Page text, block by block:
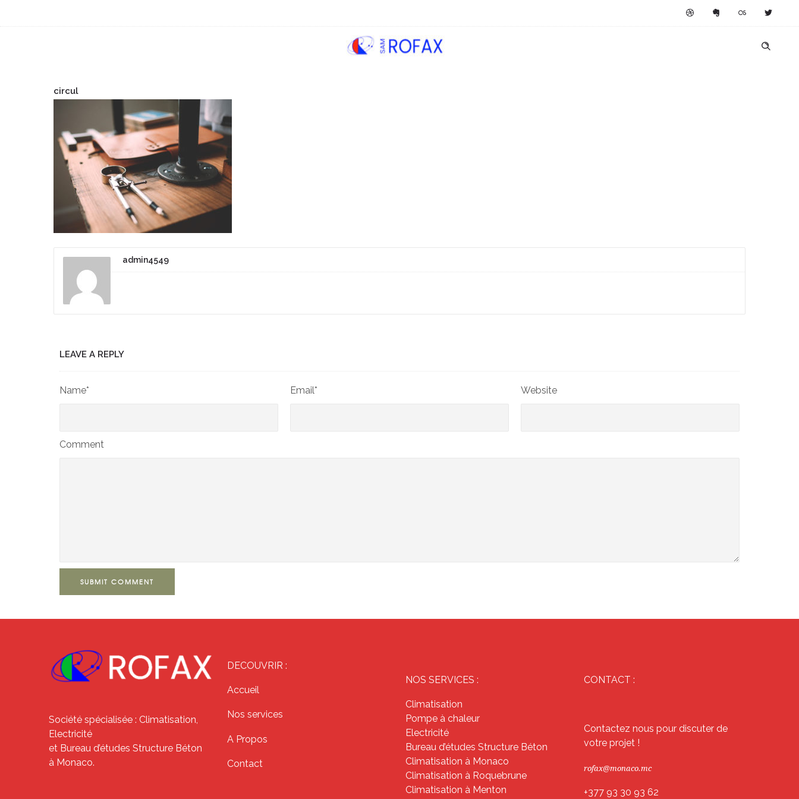
circul
admin4549
LEAVE A REPLY
Name* Email* Website
Comment
SUBMIT COMMENT
Société spécialisée : Climatisation,
Electricité
et Bureau d’études Structure Béton
à Monaco.
DECOUVRIR :
Accueil
Nos services
A Propos
Contact
NOS SERVICES :
Climatisation
Pompe à chaleur
Electricité
Bureau d’études Structure Béton
Climatisation à Monaco
Climatisation à Roquebrune
Climatisation à Menton
CONTACT :
Contactez nous pour discuter de
votre projet !
rofax@monaco.mc
+377 93 30 93 62